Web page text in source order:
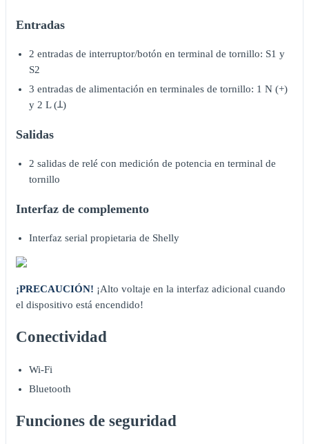
Entradas
2 entradas de interruptor/botón en terminal de tornillo: S1 y
S2
3 entradas de alimentación en terminales de tornillo: 1 N (+)
y 2 L (Ʇ)
Salidas
2 salidas de relé con medición de potencia en terminal de
tornillo
Interfaz de complemento
Interfaz serial propietaria de Shelly
¡PRECAUCIÓN! ¡Alto voltaje en la interfaz adicional cuando
el dispositivo está encendido!
Conectividad
Wi-Fi
Bluetooth
Funciones de seguridad